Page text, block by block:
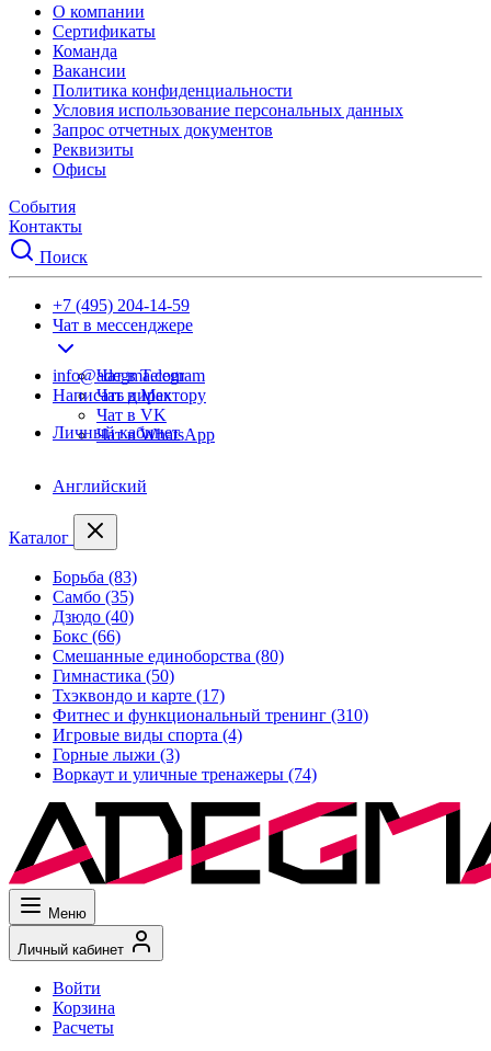
О компании
Сертификаты
Команда
Вакансии
Политика конфиденциальности
Условия использование персональных данных
Запрос отчетных документов
Реквизиты
Офисы
События
Контакты
Поиск
+7 (495) 204-14-59
Чат в мессенджере
Чат в Telegram
Чат в Max
Чат в VK
Чат в WhatsApp
info@adegma.com
Написать директору
Личный кабинет
Английский
Каталог
Борьба (83)
Самбо (35)
Дзюдо (40)
Бокс (66)
Смешанные единоборства (80)
Гимнастика (50)
Тхэквондо и карте (17)
Фитнес и функциональный тренинг (310)
Игровые виды спорта (4)
Горные лыжи (3)
Воркаут и уличные тренажеры (74)
Меню
Личный кабинет
Войти
Корзина
Расчеты